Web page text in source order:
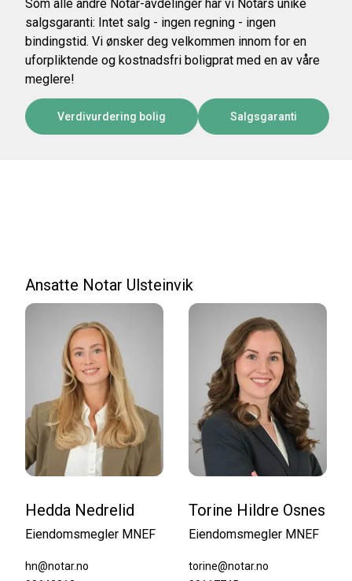
Som alle andre Notar-avdelinger har vi Notars unike
salgsgaranti: Intet salg - ingen regning - ingen
bindingstid. Vi ønsker deg velkommen innom for en
uforpliktende og kostnadsfri boligprat med en av våre
meglere!
Verdivurdering bolig Salgsgaranti
Ansatte Notar Ulsteinvik
Hedda Nedrelid
Eiendomsmegler MNEF
hn@notar.no
Torine Hildre Osnes
Eiendomsmegler MNEF
torine@notar.no